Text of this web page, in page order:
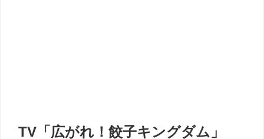
TV「広がれ！餃子キングダム」